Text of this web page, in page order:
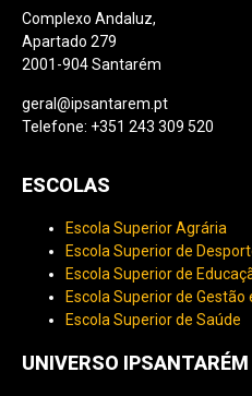
Complexo Andaluz,
Apartado 279
2001-904 Santarém
geral@ipsantarem.pt
Telefone: +351 243 309 520
ESCOLAS
Escola Superior Agrária
Escola Superior de
Escola Superior de
Escola Superior de Gestão
Escola Superior de Saúde
UNIVERSO IPSANTARÉM